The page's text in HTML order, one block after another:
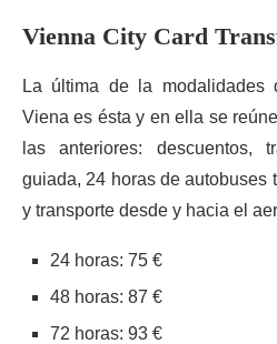
Vienna City Card
La última de la modalidades
Viena es ésta y en ella se
las anteriores: descuentos,
guiada, 24 horas de autobuses
y transporte desde y hacia el
24 horas: 75 €
48 horas: 87 €
72 horas: 93 €